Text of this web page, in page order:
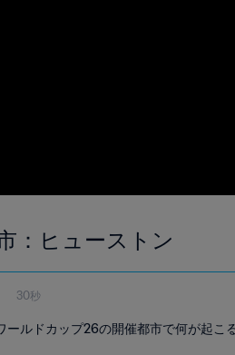
：ヒューストン
30秒
ールドカップ26の開催都市で何が起こ